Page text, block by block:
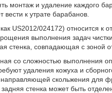
монтаж и удаление каждого
к утрате барабанов.
US2012/024172) относится
выполнения задач
совпадающая с зоной
со сложностью выполнения
удаления кожуха и
направляющей скольжения для
стенка может быть